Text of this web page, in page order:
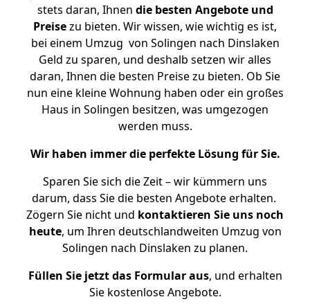
stets daran, Ihnen die besten Angebote und
Preisezu bieten. Wir wissen, wie wichtig es ist,
bei einem Umzug von Solingen nach Dinslaken
Geld zu sparen, und deshalb setzen wir alles
daran, Ihnen die besten Preise zu bieten. Ob Sie
nun eine kleine Wohnung haben oder ein großes
Haus in Solingen besitzen, was umgezogen
werden muss.
Wir haben immer die perfekte Lösung für Sie.
Sparen Sie sich die Zeit – wir kümmern uns
darum, dass Sie die besten Angebote erhalten.
Zögern Sie nicht und kontaktieren Sie uns noch
heute, um Ihren deutschlandweiten Umzug von
Solingen nach Dinslaken zu planen.
Füllen Sie jetzt das Formular aus, und erhalten
Sie kostenlose Angebote.